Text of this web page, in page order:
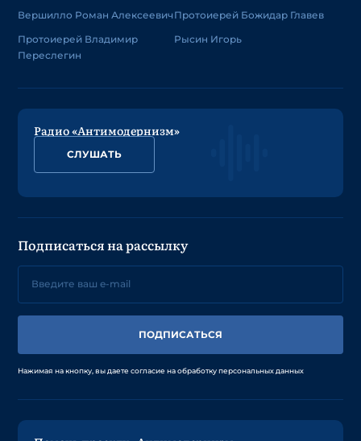
Вершилло Роман Алексеевич
Протоиерей Владимир
Переслегин
Протоиерей Божидар Главев
Рысин Игорь
Радио «Антимодернизм»
СЛУШАТЬ
Подписаться на рассылку
ПОДПИСАТЬСЯ
Нажимая на кнопку, вы даете согласие на обработку персональных данных